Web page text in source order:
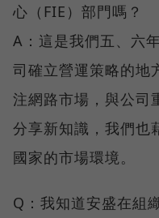
心（FIE）部門嗎？
A：這是我們五、六
司確立營運策略的地
注網路市場，與公司
分享新知識，我們也
國家的市場環境。
Q：我知道安盛在組